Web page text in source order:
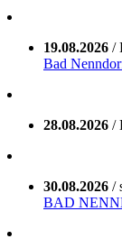
19.08.2026 /
Bad
28.08.2026 /
30.08.2026 /
BAD